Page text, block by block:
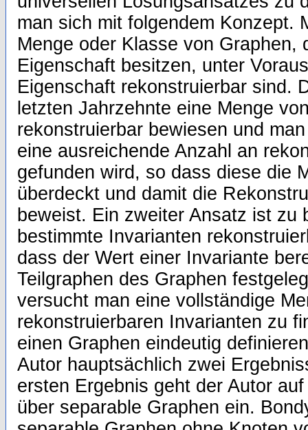
man sich mit folgendem Konzept.
Menge oder Klasse von Graphen,
Eigenschaft besitzen, unter
Eigenschaft rekonstruierbar sind.
letzten Jahrzehnte eine Menge
rekonstruierbar bewiesen und
eine ausreichende Anzahl an
gefunden wird, so dass diese die
überdeckt und damit die
beweist. Ein zweiter Ansatz ist zu
bestimmte Invarianten
dass der Wert einer Invariante
Teilgraphen des Graphen
versucht man eine vollständige
rekonstruierbaren Invarianten zu
einen Graphen eindeutig
Autor hauptsächlich zwei
ersten Ergebnis geht der Autor
über separable Graphen ein.